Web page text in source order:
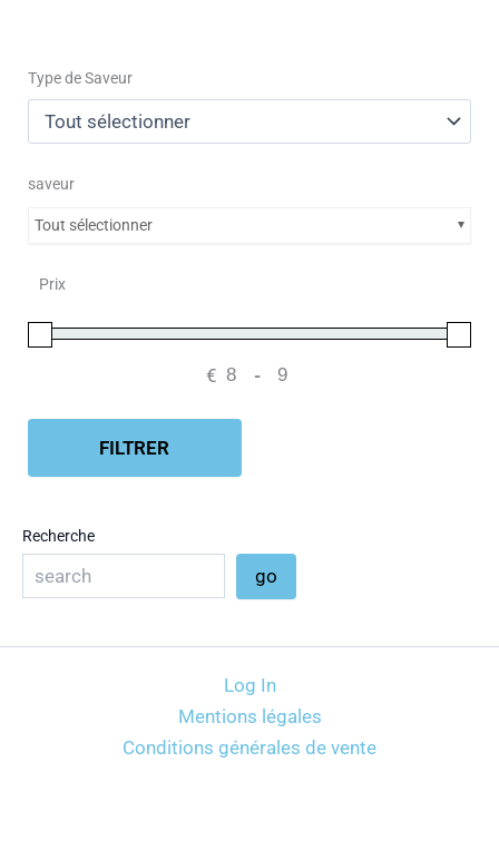
Type de Saveur
saveur
Tout sélectionner
Prix
€ Minimum Price
-Maximum Price
FILTRER
Recherche
go
Log In
Mentions légales
Conditions générales de vente